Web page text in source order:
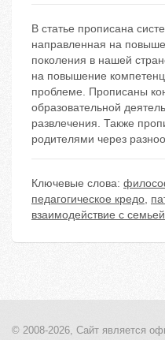
В статье прописана
направленная на
поколения в нашей
на повышение
проблеме. Прописаны
образовательной
развлечения. Также
родителями через
Ключевые слова:
педагогическое кредо,
взаимодействие с семьей
© 2008-2026, Сайт является